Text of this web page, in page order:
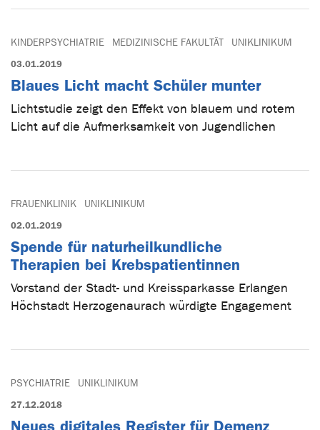
KINDERPSYCHIATRIE MEDIZINISCHE FAKULTÄT UNIKLINIKUM
03.01.2019
Blaues Licht macht Schüler munter
Lichtstudie zeigt den Effekt von blauem und rotem
Licht auf die Aufmerksamkeit von Jugendlichen
FRAUENKLINIK UNIKLINIKUM
02.01.2019
Spende für naturheilkundliche
Therapien bei Krebspatientinnen
Vorstand der Stadt- und Kreissparkasse Erlangen
Höchstadt Herzogenaurach würdigte Engagement
PSYCHIATRIE UNIKLINIKUM
27.12.2018
Neues digitales Register für Demenz